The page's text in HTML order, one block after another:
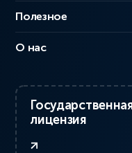
Полезное
О нас
лицензия